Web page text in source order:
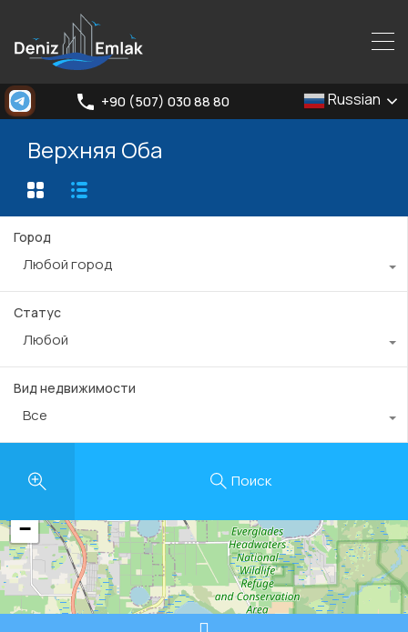
+90 (507) 030 88 80 Russian
Верхняя Оба
Город
Любой город
Статус
Любой
Вид недвижимости
Все
Поиск
−